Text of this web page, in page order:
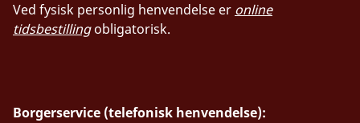
Ved fysisk personlig henvendelse er online
tidsbestillingobligatorisk.
Borgerservice (telefonisk henvendelse):